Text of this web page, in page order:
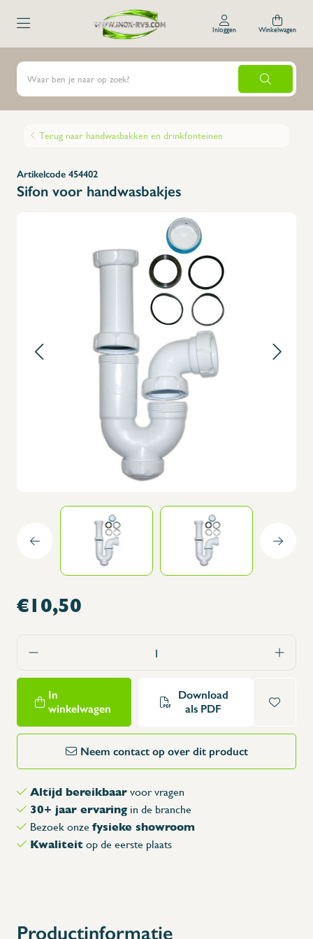
Inloggen Winkelwagen
Terug naar handwasbakken en drinkfonteinen
Artikelcode 454402
Sifon voor handwasbakjes
€10,50
In
winkelwagen
Download
als PDF
Neem contact op over dit product
Altijd bereikbaar voor vragen
30+ jaar ervaring in de branche
Bezoek onze fysieke showroom
Kwaliteit op de eerste plaats
Productinformatie